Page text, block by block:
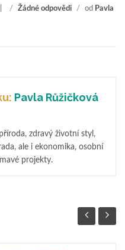
/ Žádné odpovědi / od Pavla
Pavla Růžičková
zdravý životní styl,
ale i ekonomika, osobní
projekty.